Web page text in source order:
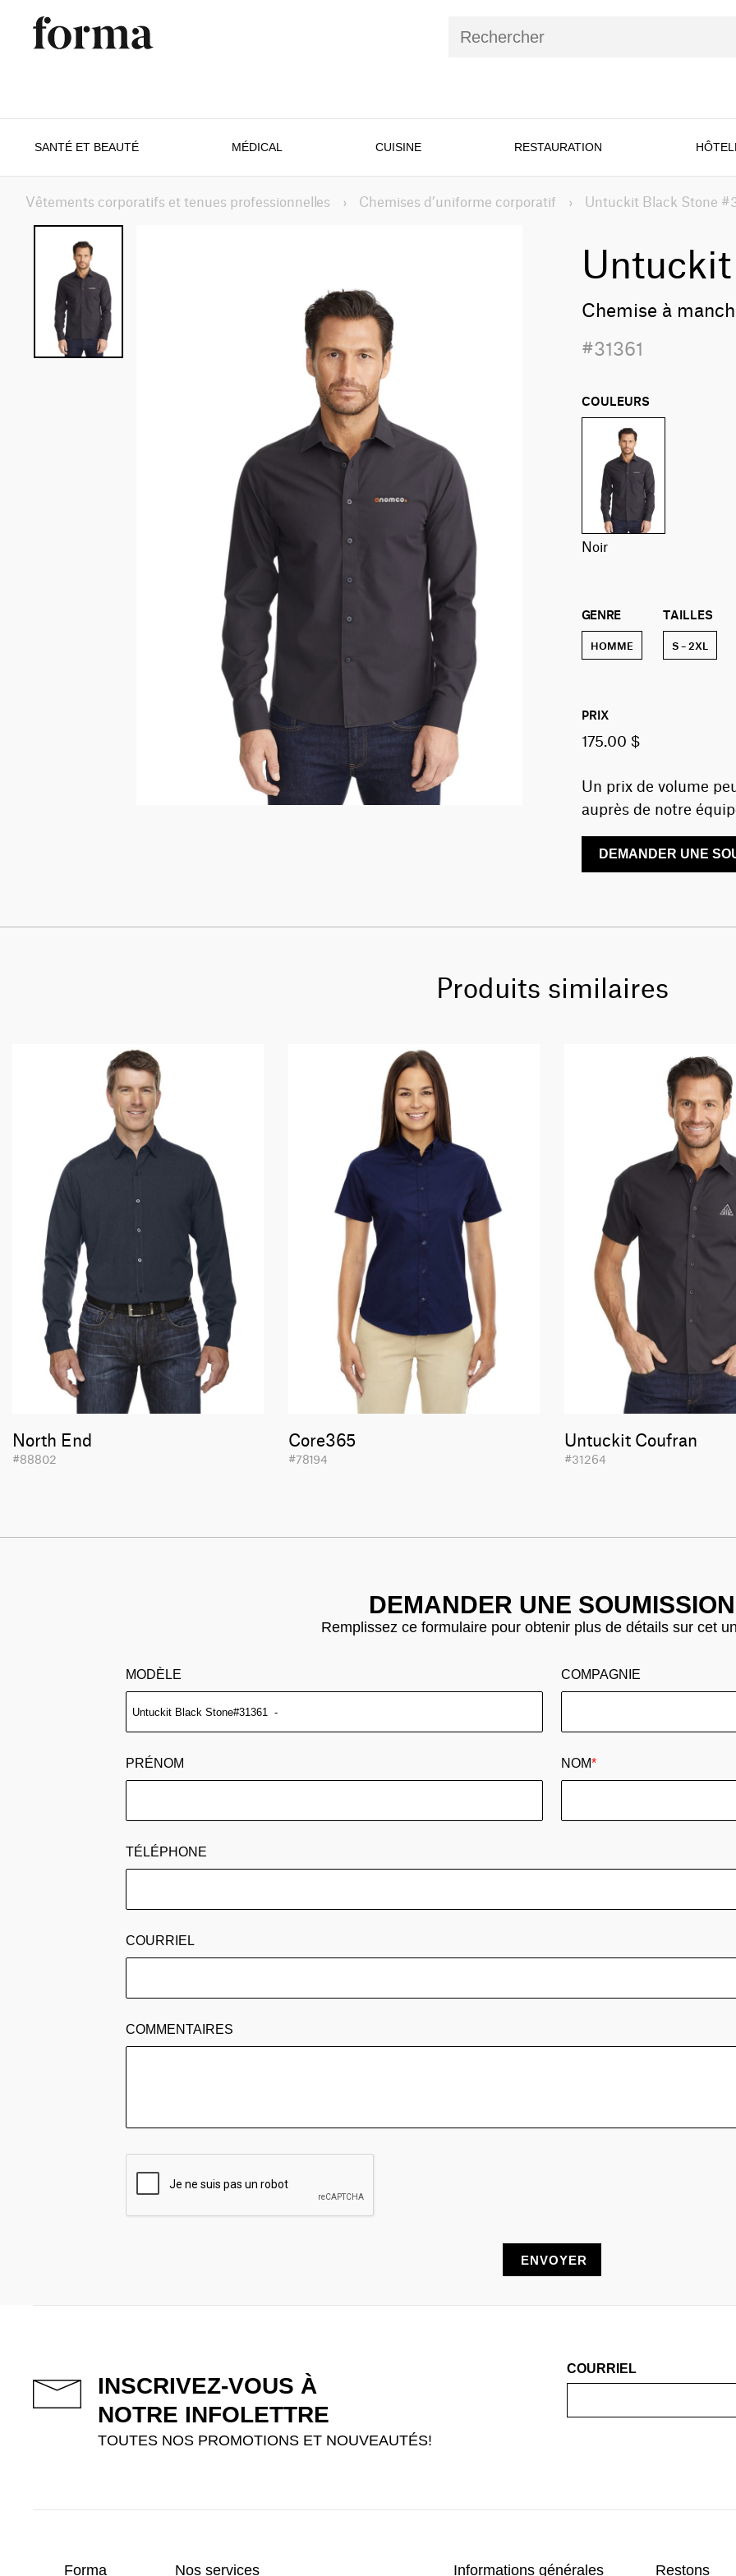
SANTÉ ET BEAUTÉ MÉDICAL CUISINE RESTAURATION
Vêtements corporatifs et tenues professionnelles › Chemises d’uniforme corporatif › Untuckit Black Stone
Chemise à
#31361
COULEURS
noir
GENRE
HOMME
TAILLES
S – 2XL
PRIX
175.00 $
Un prix de volume
auprès de notre
DEMANDER UNE
Produits similaires
North End
#88802
Core365
#78194
Untuckit Coufran
#31264
DEMANDER UNE SOUMISSION
Remplissez ce formulaire pour obtenir plus de détails sur cet
MODÈLE COMPAGNIE
PRÉNOM NOM*
TÉLÉPHONE
COURRIEL
COMMENTAIRES
INSCRIVEZ-VOUS À
NOTRE INFOLETTRE
TOUTES NOS PROMOTIONS ET NOUVEAUTÉS!
COURRIEL
Forma Nos services Informations générales Restons